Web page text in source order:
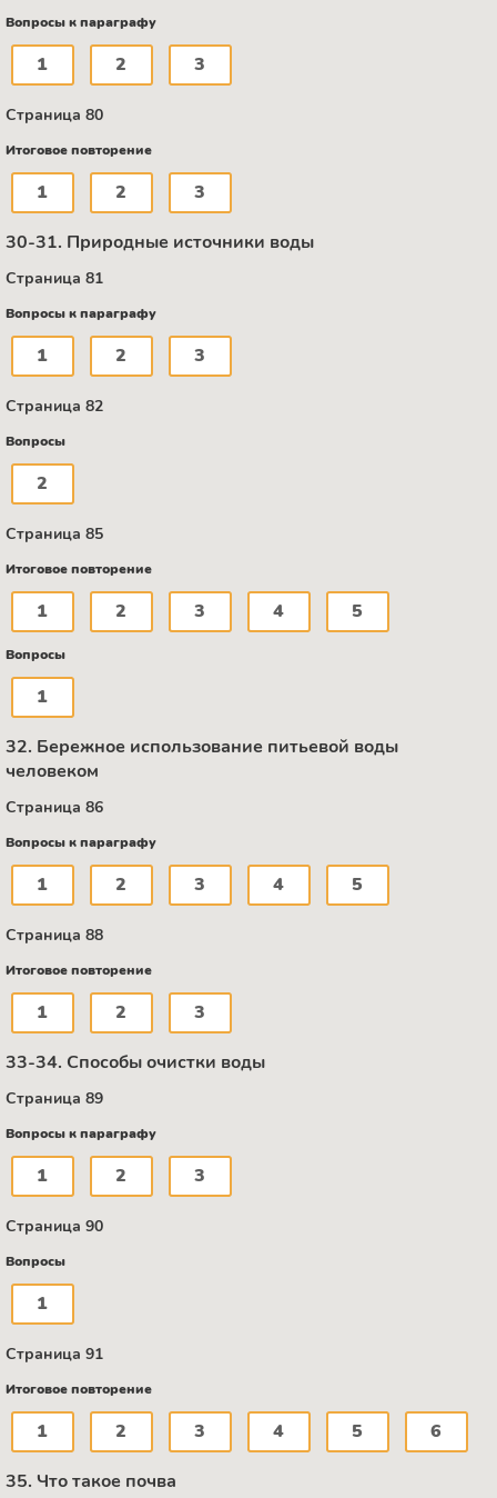
Вопросы к параграфу
1 2 3
Страница 80
Итоговое повторение
1 2 3
30-31. Природные источники воды
Страница 81
Вопросы к параграфу
1 2 3
Страница 82
Вопросы
2
Страница 85
Итоговое повторение
1 2 3 4 5
Вопросы
1
32. Бережное использование питьевой воды
человеком
Страница 86
Вопросы к параграфу
1 2 3 4 5
Страница 88
Итоговое повторение
1 2 3
33-34. Способы очистки воды
Страница 89
Вопросы к параграфу
1 2 3
Страница 90
Вопросы
1
Страница 91
Итоговое повторение
1 2 3 4 5 6
35. Что такое почва